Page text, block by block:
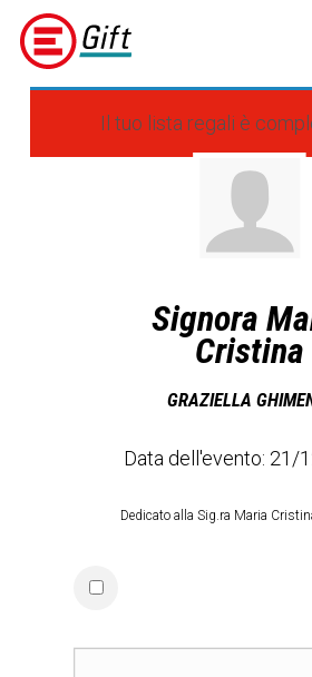
Skip
main
content
Il tuo lista regali è
Signora
Cristina
GRAZIELLA
Data dell'evento: 21/
Dedicato alla Sig.ra Maria